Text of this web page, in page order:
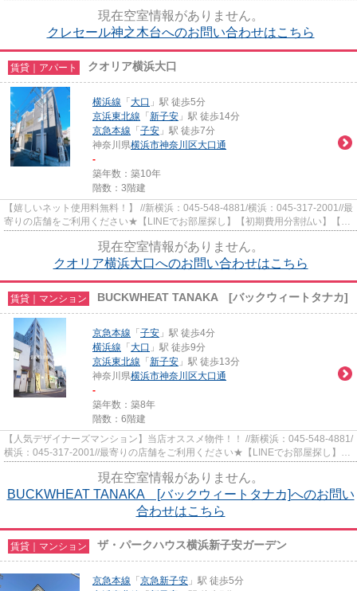
現在空室情報がありません。
クレセール神之木台へのお問い合わせはこちら
賃貸｜アパート クオリア横浜大口
横浜線 「 大口 」駅 徒歩5分
京浜東北線 「 新子安 」駅 徒歩14分
京急本線 「 子安 」駅 徒歩7分
神奈川県横浜市神奈川区大口通
-
築年数：築10年
階数：3階建
【嬉しいネット使用料無料！】 //新横浜：045-548-4881/横浜：045-317-2001//最
寄りの店舗をご利用ください★【LINEでお部屋探し】【初期費用分割払い】【19
現在空室情報がありません。
クオリア横浜大口へのお問い合わせはこちら
賃貸｜マンション BUCKWHEAT TANAKA [バックウィートタナカ]
京急本線 「 子安 」駅 徒歩4分
横浜線 「 大口 」駅 徒歩9分
京浜東北線 「 新子安 」駅 徒歩13分
神奈川県横浜市神奈川区大口通
-
築年数：築8年
階数：6階建
【人気デザイナーズマンション】当店オススメ物件！！ //新横浜：045-548-4881/
横浜：045-317-2001//最寄りの店舗をご利用ください★【LINEでお部屋探し】
現在空室情報がありません。
BUCKWHEAT TANAKA [バックウィートタナカ]へのお問い
合わせはこちら
賃貸｜マンション ザ・パークハウス横浜新子安ガーデン
京急本線 「 京急新子安 」駅 徒歩5分